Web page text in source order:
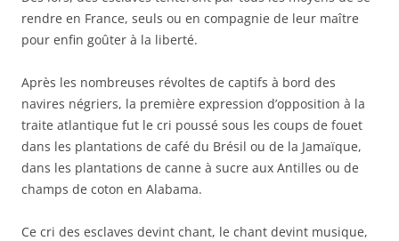
rendre en France, seuls ou en compagnie de leur maître
pour enfin goûter à la liberté.
Après les nombreuses révoltes de captifs à bord des
navires négriers, la première expression d’opposition à la
traite atlantique fut le cri poussé sous les coups de fouet
dans les plantations de café du Brésil ou de la Jamaïque,
dans les plantations de canne à sucre aux Antilles ou de
champs de coton en Alabama.
Ce cri des esclaves devint chant, le chant devint musique,